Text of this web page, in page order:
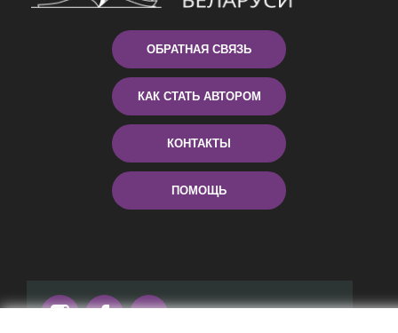
ОБРАТНАЯ СВЯЗЬ
КАК СТАТЬ АВТОРОМ
КОНТАКТЫ
ПОМОЩЬ